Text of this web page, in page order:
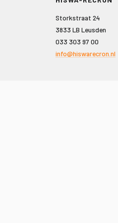
Storkstraat 24
3833 LB Leusden
033 303 97 00
info@hiswarecron.nl